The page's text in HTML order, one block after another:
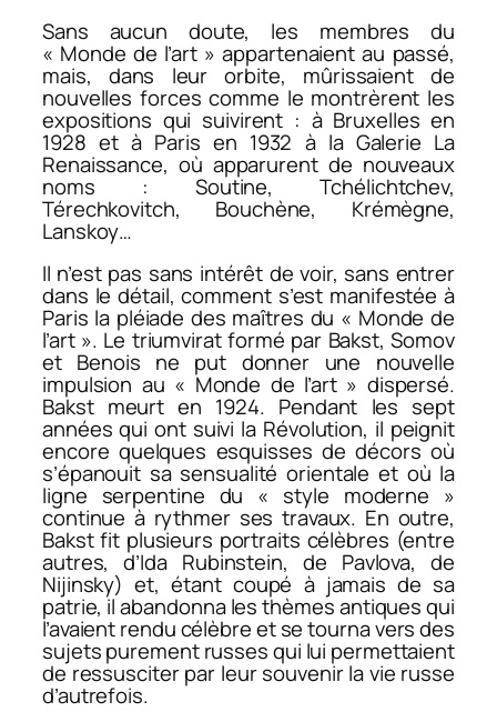
Sans aucun doute, les membres du
« Monde de l’art » appartenaient au passé,
mais, dans leur orbite, mûrissaient de
nouvelles forces comme le montrèrent les
expositions qui suivirent : à Bruxelles en
1928 et à Paris en 1932 à la Galerie La
Renaissance, où apparurent de nouveaux
noms : Soutine, Tchélichtchev,
Térechkovitch, Bouchène, Krémègne,
Lanskoy…
Il n’est pas sans intérêt de voir, sans entrer
dans le détail, comment s’est manifestée à
Paris la pléiade des maîtres du « Monde de
l’art ». Le triumvirat formé par Bakst, Somov
et Benois ne put donner une nouvelle
impulsion au « Monde de l’art » dispersé.
Bakst meurt en 1924. Pendant les sept
années qui ont suivi la Révolution, il peignit
encore quelques esquisses de décors où
s’épanouit sa sensualité orientale et où la
ligne serpentine du « style moderne »
continue à rythmer ses travaux. En outre,
Bakst fit plusieurs portraits célèbres (entre
autres, d’Ida Rubinstein, de Pavlova, de
Nijinsky) et, étant coupé à jamais de sa
patrie, il abandonna les thèmes antiques qui
l’avaient rendu célèbre et se tourna vers des
sujets purement russes qui lui permettaient
de ressusciter par leur souvenir la vie russe
d’autrefois.